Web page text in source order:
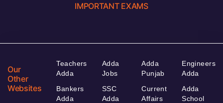
IMPORTANT EXAMS
Our
Other
Websites
Teachers
Adda
Bankers
Adda
Adda
Jobs
SSC
Adda
Adda
Punjab
Current
Affairs
Engineers
Adda
Adda
School